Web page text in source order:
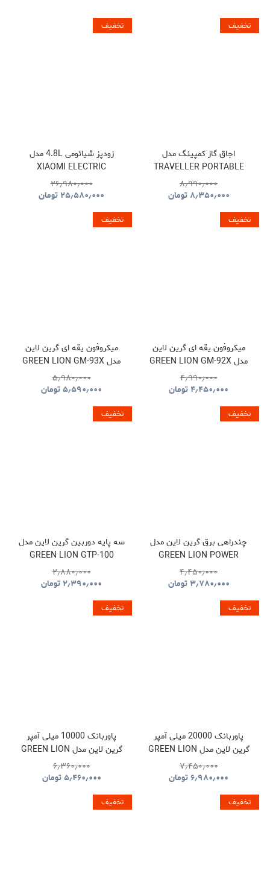
تخفیف
اجاق گاز کمپینگ مدل
TRAVELLER PORTABLE
BBQ HYBQ015
۸٫۹۹۰٫۰۰۰
۸٫۳۵۰٫۰۰۰ تومان
تخفیف
زودپز شیائومی 4.8L مدل
XIAOMI ELECTRIC
PRESSURE COOKER
۲۶٫۹۸۰٫۰۰۰
۲۵٫۵۸۰٫۰۰۰ تومان
تخفیف
میکروفون یقه ای گرین لاین
مدل GREEN LION GM-92X
GNGM92XWMBK
۴٫۹۹۰٫۰۰۰
۴٫۴۵۰٫۰۰۰ تومان
تخفیف
میکروفون یقه ای گرین لاین
مدل GREEN LION GM-93X
GNGM93XMICBK
۵٫۹۸۰٫۰۰۰
۵٫۵۹۰٫۰۰۰تومان
تخفیف
چندراهی برق گرین لاین مدل
GREEN LION POWER
SOCKET GL-PS8A
GNPS7UPDUKBK
۴٫۴۵۰٫۰۰۰
۳٫۷۸۰٫۰۰۰ تومان
تخفیف
سه پایه دوربین گرین لاین مدل
GREEN LION GTP-100
GNTP100TRIBK
۲٫۸۸۰٫۰۰۰
۲٫۳۹۰٫۰۰۰ تومان
تخفیف
پاوربانک 20000 میلی آمپر
گرین لاین مدل GREEN LION
LUZERN GNLEZ20KPBBK
۷٫۴۵۰٫۰۰۰
۶٫۹۸۰٫۰۰۰تومان
تخفیف
پاوربانک 10000 میلی آمپر
گرین لاین مدل GREEN LION
LUZERN GNLEZ10KPBBK
۶٫۳۶۰٫۰۰۰
۵٫۴۶۰٫۰۰۰تومان
تخفیف تخفیف